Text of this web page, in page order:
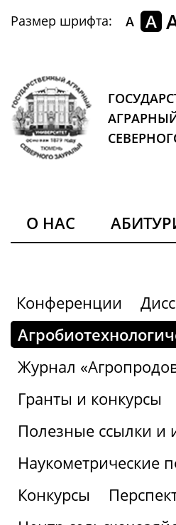
Размер шрифта: A A
О НАС
Конференции
Журнал
Гранты и конкурсы
Полезные ссылки и
Наукометрические
Конкурсы